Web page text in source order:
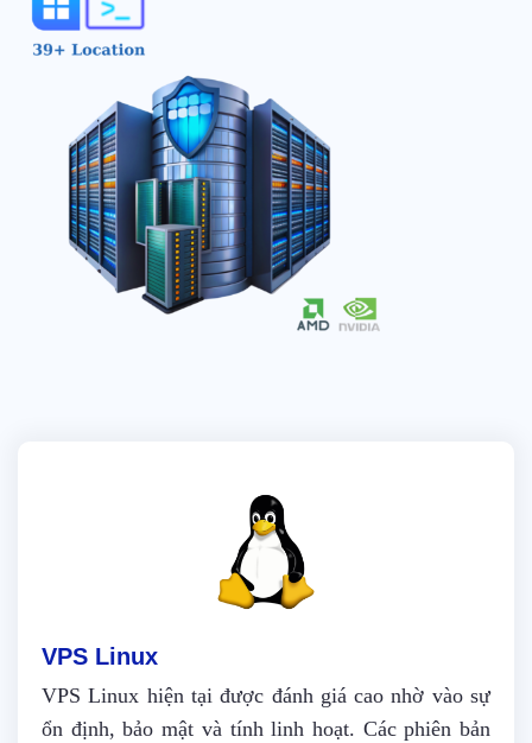
VPS Linux
VPS Linux hiện tại được đánh giá cao nhờ vào sự
ổn định, bảo mật và tính linh hoạt. Các phiên bản